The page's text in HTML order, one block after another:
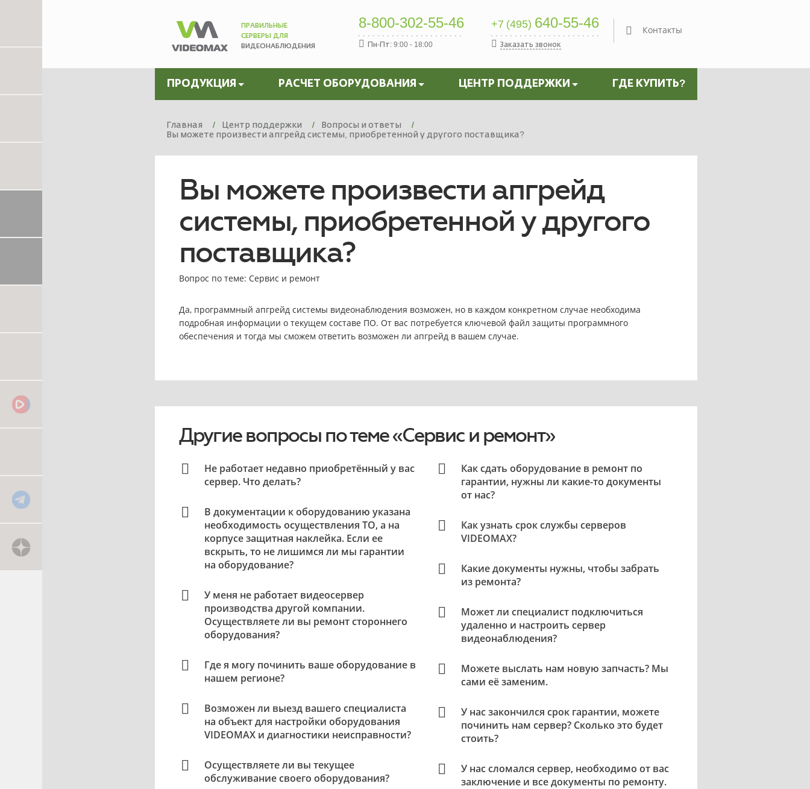
ПРАВИЛЬНЫЕ
СЕРВЕРЫ ДЛЯ
ВИДЕОНАБЛЮДЕНИЯ
8-800-302-55-46
Пн-Пт: 9:00 - 18:00
+7 (495) 640-55-46
Заказать звонок
Контакты
ПРОДУКЦИЯ РАСЧЕТ ОБОРУДОВАНИЯ ЦЕНТР ПОДДЕРЖКИ ГДЕ КУПИТЬ?
Главная Центр поддержки
Вопросы и ответы
Вы можете произвести апгрейд системы, приобретенной у другого поставщика?
Вы можете произвести апгрейд
системы, приобретенной у другого
поставщика?
Вопрос по теме: Сервис и ремонт
Да, программный апгрейд системы видеонаблюдения возможен, но в каждом конкретном случае необходима
подробная информации о текущем составе ПО. От вас потребуется ключевой файл защиты программного
обеспечения и тогда мы сможем ответить возможен ли апгрейд в вашем случае.
Другие вопросы по теме «Сервис и ремонт»
Не работает недавно приобретённый у вас
сервер. Что делать?
В документации к оборудованию указана
необходимость осуществления ТО, а на
корпусе защитная наклейка. Если ее
вскрыть, то не лишимся ли мы гарантии
на оборудование?
У меня не работает видеосервер
производства другой компании.
Осуществляете ли вы ремонт стороннего
оборудования?
Где я могу починить ваше оборудование в
нашем регионе?
Возможен ли выезд вашего специалиста
на объект для настройки оборудования
VIDEOMAX и диагностики неисправности?
Осуществляете ли вы текущее
обслуживание своего оборудования?
Как сдать оборудование в ремонт по
гарантии, нужны ли какие-то документы
от нас?
Как узнать срок службы серверов
VIDEOMAX?
Какие документы нужны, чтобы забрать
из ремонта?
Может ли специалист подключиться
удаленно и настроить сервер
видеонаблюдения?
Можете выслать нам новую запчасть? Мы
сами её заменим.
У нас закончился срок гарантии, можете
починить нам сервер? Сколько это будет
стоить?
У нас сломался сервер, необходимо от вас
заключение и все документы по ремонту.